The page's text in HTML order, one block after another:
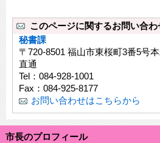
市長のプロフィール
このページに関するお問い合わ
秘書課
〒720-8501 福山市東桜町3番5号
直通
Tel：084-928-1001
Fax：084-925-8177
お問い合わせはこちらから